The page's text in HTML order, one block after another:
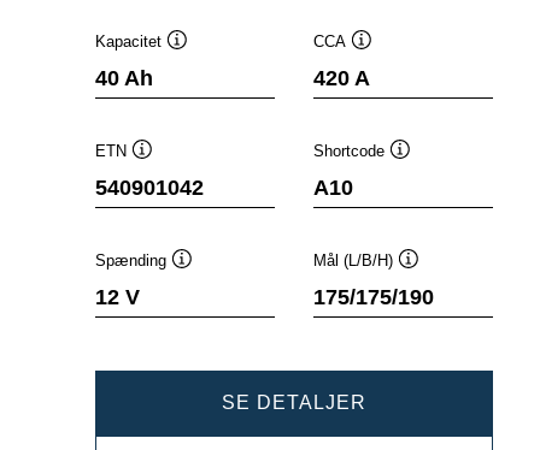
Kapacitet
40 Ah
CCA
420 A
ETN
540901042
Shortcode
A10
Spænding
12 V
Mål (L/B/H)
175/175/190
SE DETALJER
AGM